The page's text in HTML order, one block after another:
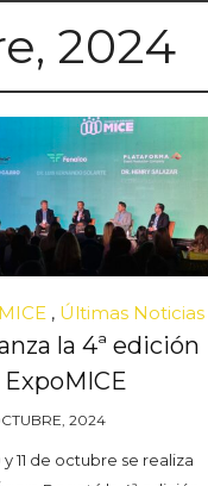
2024
MICE, Últimas Noticias
la 4ª edición
2024
y 11 de octubre se realiza